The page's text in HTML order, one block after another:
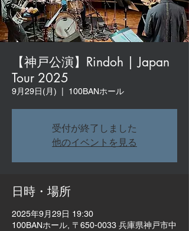
【神戸公演】Rindoh | Japan
Tour 2025
9月29日(月) 100BANホール
受付が終了しました
他のイベントを見る
日時・場所
2025年9月29日 19:30
100BANホール, 〒650-0033 兵庫県神戸市中